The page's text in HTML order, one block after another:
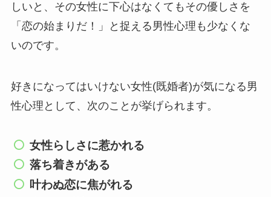
しいと、その女性に下心はなくてもその優しさを
「恋の始まりだ！」と捉える男性心理も少なくな
いのです。
好きになってはいけない女性(既婚者)が気になる男
性心理として、次のことが挙げられます。
女性らしさに惹かれる
落ち着きがある
叶わぬ恋に焦がれる